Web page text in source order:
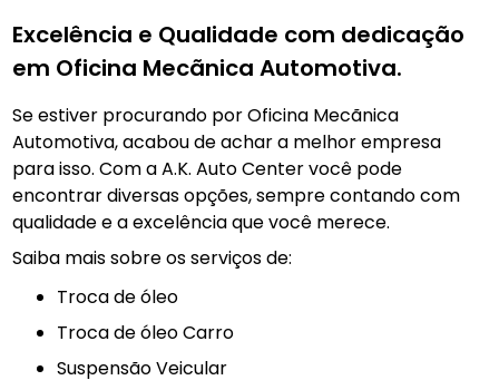
Excelência e Qualidade com dedicação
em Oficina Mecãnica Automotiva.
Se estiver procurando por Oficina Mecãnica
Automotiva, acabou de achar a melhor empresa
para isso. Com a A.K. Auto Center você pode
encontrar diversas opções, sempre contando com
qualidade e a excelência que você merece.
Saiba mais sobre os serviços de:
troca de óleo
Troca de óleo Carro
Suspensão Veicular